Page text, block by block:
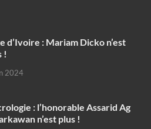
d’Ivoire : Mariam Dicko n’est
!
2024
: l’honorable Assarid Ag
n’est plus !